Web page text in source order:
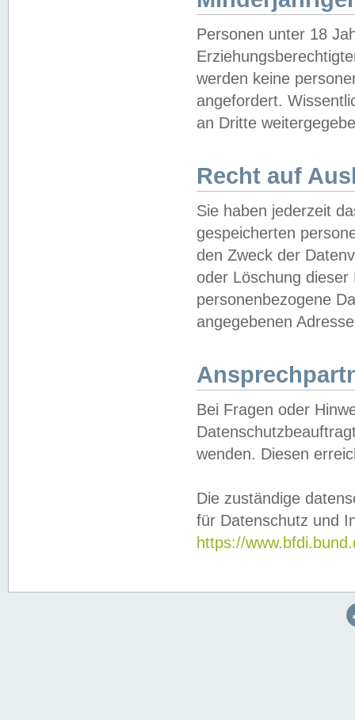
Personen unter 18
werden keine
angefordert.
an Dritte
Recht auf
Sie haben jederzeit
gespeicherten
den Zweck der
oder Löschung
personenbezogene
angegebenen
Bei Fragen oder
wenden. Diesen
Die zuständige
für Datenschutz und
https://